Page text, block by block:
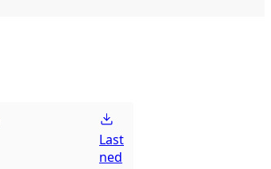
Last
ned